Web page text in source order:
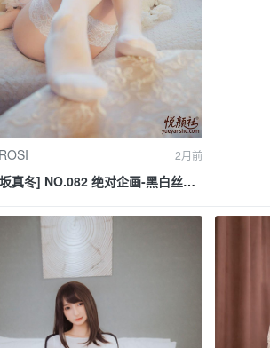
ROSI 2月前
真冬] NO.082 绝对企画-黑白丝